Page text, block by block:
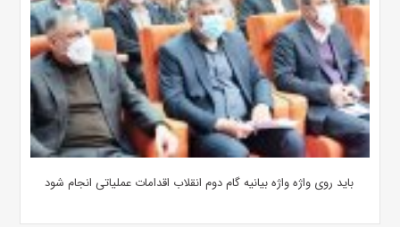
باید روی واژه واژه بیانیه گام دوم انقلاب اقدامات عملیاتی انجام شود